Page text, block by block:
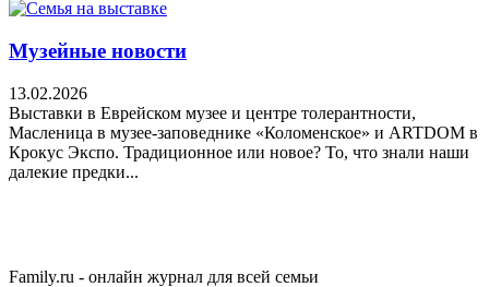
Музейные новости
13.02.2026
Выставки в Еврейском музее и центре толерантности,
Масленица в музее-заповеднике «Коломенское» и ARTDOM в
Крокус Экспо. Традиционное или новое? То, что знали наши
далекие предки...
Family.ru - онлайн журнал для всей семьи